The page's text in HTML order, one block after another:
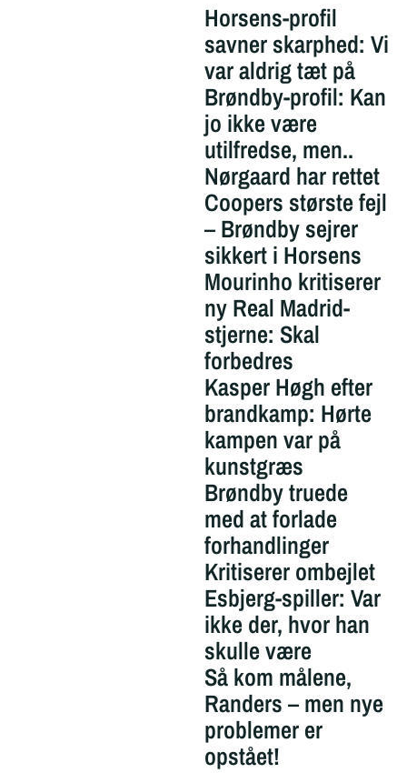
Horsens-profil
savner skarphed: Vi
var aldrig tæt på
Brøndby-profil: Kan
jo ikke være
utilfredse, men..
Nørgaard har rettet
Coopers største fejl
– Brøndby sejrer
sikkert i Horsens
Mourinho kritiserer
ny Real Madrid-
stjerne: Skal
forbedres
Kasper Høgh efter
brandkamp: Hørte
kampen var på
kunstgræs
Brøndby truede
med at forlade
forhandlinger
Kritiserer ombejlet
Esbjerg-spiller: Var
ikke der, hvor han
skulle være
Så kom målene,
Randers – men nye
problemer er
opstået!